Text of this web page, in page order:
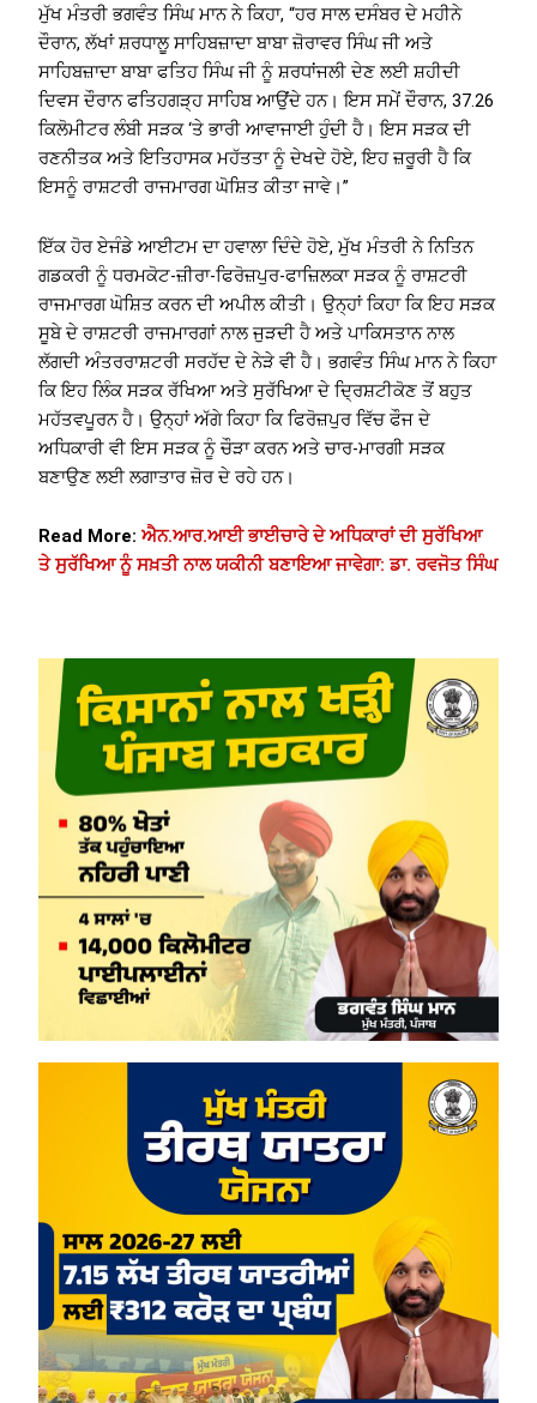
ਮੁੱਖ ਮੰਤਰੀ ਭਗਵੰਤ ਸਿੰਘ ਮਾਨ ਨੇ ਕਿਹਾ, “ਹਰ ਸਾਲ ਦਸੰਬਰ ਦੇ ਮਹੀਨੇ
ਦੌਰਾਨ, ਲੱਖਾਂ ਸ਼ਰਧਾਲੂ ਸਾਹਿਬਜ਼ਾਦਾ ਬਾਬਾ ਜ਼ੋਰਾਵਰ ਸਿੰਘ ਜੀ ਅਤੇ
ਸਾਹਿਬਜ਼ਾਦਾ ਬਾਬਾ ਫਤਿਹ ਸਿੰਘ ਜੀ ਨੂੰ ਸ਼ਰਧਾਂਜਲੀ ਦੇਣ ਲਈ ਸ਼ਹੀਦੀ
ਦਿਵਸ ਦੌਰਾਨ ਫਤਿਹਗੜ੍ਹ ਸਾਹਿਬ ਆਉਂਦੇ ਹਨ। ਇਸ ਸਮੇਂ ਦੌਰਾਨ, 37.26
ਕਿਲੋਮੀਟਰ ਲੰਬੀ ਸੜਕ ‘ਤੇ ਭਾਰੀ ਆਵਾਜਾਈ ਹੁੰਦੀ ਹੈ। ਇਸ ਸੜਕ ਦੀ
ਰਣਨੀਤਕ ਅਤੇ ਇਤਿਹਾਸਕ ਮਹੱਤਤਾ ਨੂੰ ਦੇਖਦੇ ਹੋਏ, ਇਹ ਜ਼ਰੂਰੀ ਹੈ ਕਿ
ਇਸਨੂੰ ਰਾਸ਼ਟਰੀ ਰਾਜਮਾਰਗ ਘੋਸ਼ਿਤ ਕੀਤਾ ਜਾਵੇ।”
ਇੱਕ ਹੋਰ ਏਜੰਡੇ ਆਈਟਮ ਦਾ ਹਵਾਲਾ ਦਿੰਦੇ ਹੋਏ, ਮੁੱਖ ਮੰਤਰੀ ਨੇ ਨਿਤਿਨ
ਗਡਕਰੀ ਨੂੰ ਧਰਮਕੋਟ-ਜ਼ੀਰਾ-ਫਿਰੋਜ਼ਪੁਰ-ਫਾਜ਼ਿਲਕਾ ਸੜਕ ਨੂੰ ਰਾਸ਼ਟਰੀ
ਰਾਜਮਾਰਗ ਘੋਸ਼ਿਤ ਕਰਨ ਦੀ ਅਪੀਲ ਕੀਤੀ। ਉਨ੍ਹਾਂ ਕਿਹਾ ਕਿ ਇਹ ਸੜਕ
ਸੂਬੇ ਦੇ ਰਾਸ਼ਟਰੀ ਰਾਜਮਾਰਗਾਂ ਨਾਲ ਜੁੜਦੀ ਹੈ ਅਤੇ ਪਾਕਿਸਤਾਨ ਨਾਲ
ਲੱਗਦੀ ਅੰਤਰਰਾਸ਼ਟਰੀ ਸਰਹੱਦ ਦੇ ਨੇੜੇ ਵੀ ਹੈ। ਭਗਵੰਤ ਸਿੰਘ ਮਾਨ ਨੇ ਕਿਹਾ
ਕਿ ਇਹ ਲਿੰਕ ਸੜਕ ਰੱਖਿਆ ਅਤੇ ਸੁਰੱਖਿਆ ਦੇ ਦ੍ਰਿਸ਼ਟੀਕੋਣ ਤੋਂ ਬਹੁਤ
ਮਹੱਤਵਪੂਰਨ ਹੈ। ਉਨ੍ਹਾਂ ਅੱਗੇ ਕਿਹਾ ਕਿ ਫਿਰੋਜ਼ਪੁਰ ਵਿੱਚ ਫੌਜ ਦੇ
ਅਧਿਕਾਰੀ ਵੀ ਇਸ ਸੜਕ ਨੂੰ ਚੌੜਾ ਕਰਨ ਅਤੇ ਚਾਰ-ਮਾਰਗੀ ਸੜਕ
ਬਣਾਉਣ ਲਈ ਲਗਾਤਾਰ ਜ਼ੋਰ ਦੇ ਰਹੇ ਹਨ।
Read More:ਐਨ.ਆਰ.ਆਈ ਭਾਈਚਾਰੇ ਦੇ ਅਧਿਕਾਰਾਂ ਦੀ ਸੁਰੱਖਿਆ
ਤੇ ਸੁਰੱਖਿਆ ਨੂੰ ਸਖ਼ਤੀ ਨਾਲ ਯਕੀਨੀ ਬਣਾਇਆ ਜਾਵੇਗਾ: ਡਾ. ਰਵਜੋਤ ਸਿੰਘ